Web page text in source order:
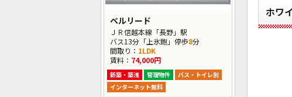
ベルリード
ＪＲ信越本線「長野」駅
バス13分「上氷鉋」停歩8分
間取り： 1LDK
賃料： 74,000円
新築・築浅 管理物件
バス・トイレ別
インターネット無料
ホワ